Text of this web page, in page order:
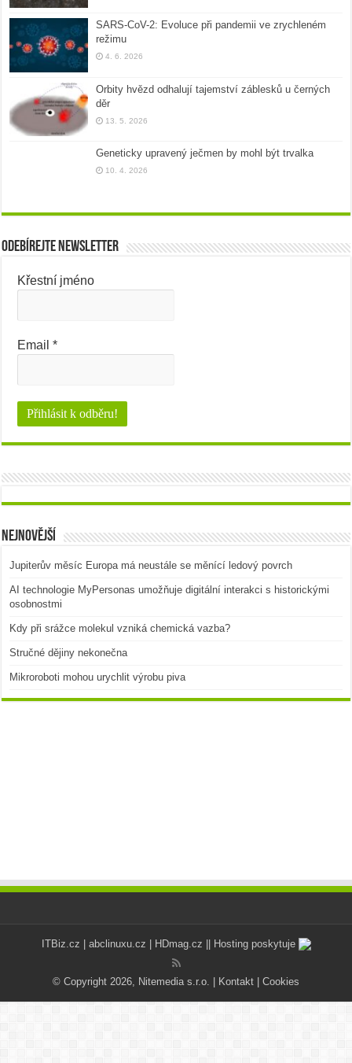
SARS-CoV-2: Evoluce při pandemii ve zrychleném
režimu
4. 6. 2026
Orbity hvězd odhalují tajemství záblesků u černých
děr
13. 5. 2026
Geneticky upravený ječmen by mohl být trvalka
10. 4. 2026
Odebírejte newsletter
Křestní jméno
Email*
Nejnovější
Jupiterův měsíc Europa má neustále se měnící ledový povrch
AI technologie MyPersonas umožňuje digitální interakci s historickými
osobnostmi
Kdy při srážce molekul vzniká chemická vazba?
Stručné dějiny nekonečna
Mikroroboti mohou urychlit výrobu piva
ITBiz.cz abclinuxu.cz HDmag.cz || Hosting poskytuje
© Copyright 2026, Nitemedia s.r.o. | Kontakt Cookies